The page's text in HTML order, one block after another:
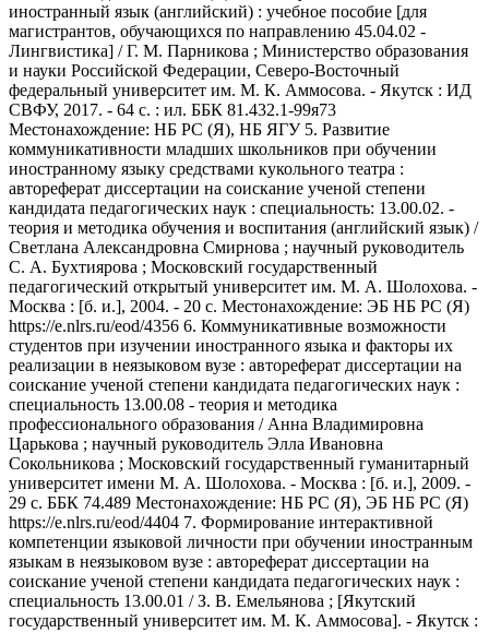
иностранный язык (английский) : учебное пособие [для
магистрантов, обучающихся по направлению 45.04.02 -
Лингвистика] / Г. М. Парникова ; Министерство образования
и науки Российской Федерации, Северо-Восточный
федеральный университет им. М. К. Аммосова. - Якутск : ИД
СВФУ, 2017. - 64 с. : ил. ББК 81.432.1-99я73
Местонахождение: НБ РС (Я), НБ ЯГУ 5. Развитие
коммуникативности младших школьников при обучении
иностранному языку средствами кукольного театра :
автореферат диссертации на соискание ученой степени
кандидата педагогических наук : специальность: 13.00.02. -
теория и методика обучения и воспитания (английский язык) /
Светлана Александровна Смирнова ; научный руководитель
С. А. Бухтиярова ; Московский государственный
педагогический открытый университет им. М. А. Шолохова. -
Москва : [б. и.], 2004. - 20 c. Местонахождение: ЭБ НБ РС (Я)
https://e.nlrs.ru/eod/4356 6. Коммуникативные возможности
студентов при изучении иностранного языка и факторы их
реализации в неязыковом вузе : автореферат диссертации на
соискание ученой степени кандидата педагогических наук :
специальность 13.00.08 - теория и методика
профессионального образования / Анна Владимировна
Царькова ; научный руководитель Элла Ивановна
Сокольникова ; Московский государственный гуманитарный
университет имени М. А. Шолохова. - Москва : [б. и.], 2009. -
29 с. ББК 74.489 Местонахождение: НБ РС (Я), ЭБ НБ РС (Я)
https://e.nlrs.ru/eod/4404 7. Формирование интерактивной
компетенции языковой личности при обучении иностранным
языкам в неязыковом вузе : автореферат диссертации на
соискание ученой степени кандидата педагогических наук :
специальность 13.00.01 / З. В. Емельянова ; [Якутский
государственный университет им. М. К. Аммосова]. - Якутск :